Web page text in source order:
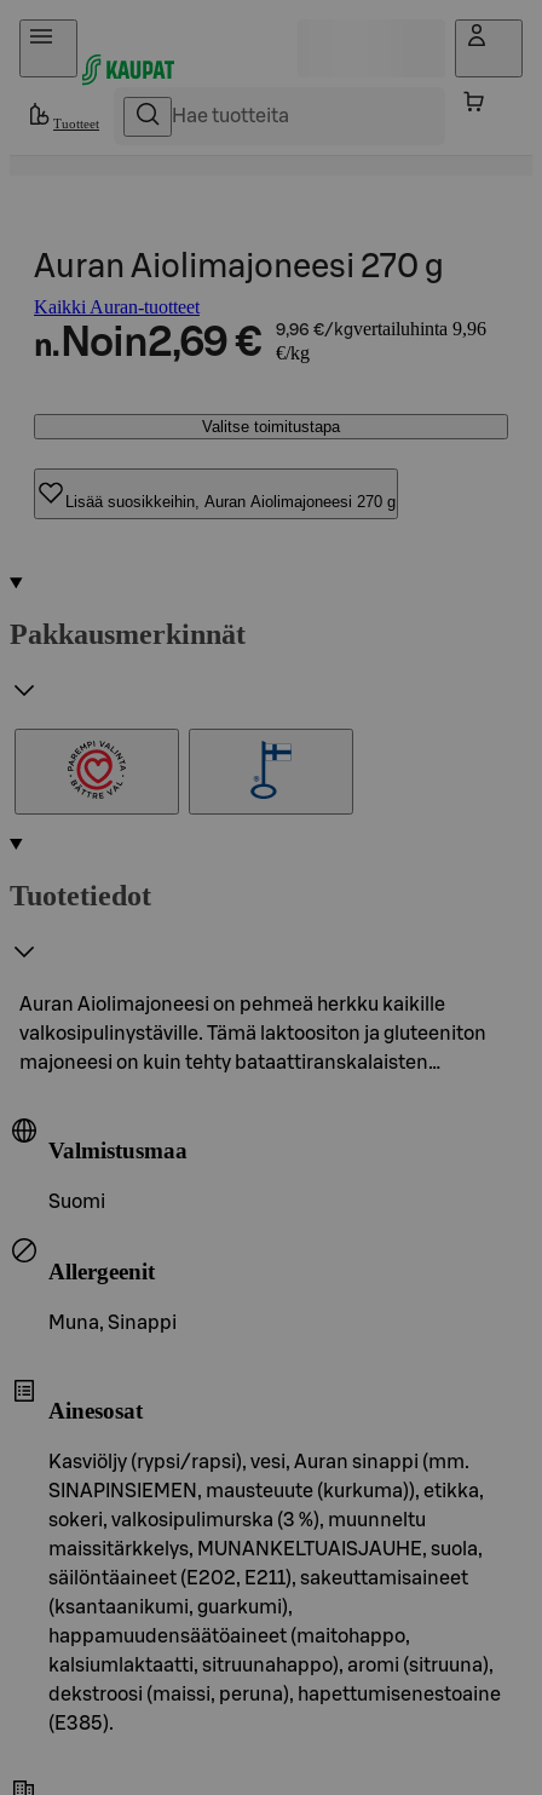
Hyppää sisältöön
Tuotteet
Auran Aiolimajoneesi 270 g
Kaikki Auran-tuotteet
n. Noin2,69 € 9,96 €/kgvertailuhinta 9,96
€/kg
Valitse toimitustapa
Lisää suosikkeihin, Auran Aiolimajoneesi 270 g
Pakkausmerkinnät
Tuotetiedot
Auran Aiolimajoneesi on pehmeä herkku kaikille
valkosipulinystäville. Tämä laktoositon ja gluteeniton
majoneesi on kuin tehty bataattiranskalaisten…
Valmistusmaa
Suomi
Allergeenit
Muna, Sinappi
Ainesosat
Kasviöljy (rypsi/rapsi), vesi, Auran sinappi (mm.
SINAPINSIEMEN, mausteuute (kurkuma)), etikka,
sokeri, valkosipulimurska (3 %), muunneltu
maissitärkkelys, MUNANKELTUAISJAUHE, suola,
säilöntäaineet (E202, E211), sakeuttamisaineet
(ksantaanikumi, guarkumi),
happamuudensäätöaineet (maitohappo,
kalsiumlaktaatti, sitruunahappo), aromi (sitruuna),
dekstroosi (maissi, peruna), hapettumisenestoaine
(E385).